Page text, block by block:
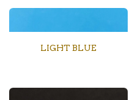
LIGHT BLUE